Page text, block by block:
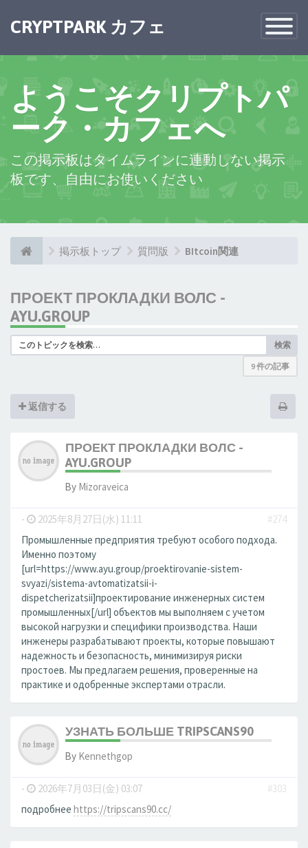
Toggle
CRYPTPARK カフェ
ようこそクリプトパ
ーク・カフェへ
この掲示板はタイムラインに連動しない掲示
板です、自由にお使いください
掲示板トップ 質問版 BItcoin関連
ПРОЕКТ ПРОКЛАДКИ ВОЛС -
AYU.GROUP
検索
9 件の記事
返信する
ПРОЕКТ ПРОКЛАДКИ ВОЛС -
AYU.GROUP
By Mizoraveica
- 2025年8月27日(水) 11:11
#274
Промышленные предприятия требуют особого подхода.
Именно поэтому
[url=https://www.ayu.group/proektirovanie-sistem-
svyazi/sistema-avtomatizatsii-i-
dispetcherizatsii]проектирование инженерных систем
промышленных[/url] объектов мы выполняем с учетом
высокой нагрузки и специфики производства. Наши
инженеры разрабатывают проекты, которые повышают
надежность и безопасность, минимизируя риски
простоев. Мы предлагаем решения, проверенные на
практике и одобренные экспертами отрасли.
УЗНАТЬ БОЛЬШЕ TRIPSCANS90
By Kennethgop
- 2026年7月03日(金) 03:07
#303
подробнее https://tripscans90.cc/